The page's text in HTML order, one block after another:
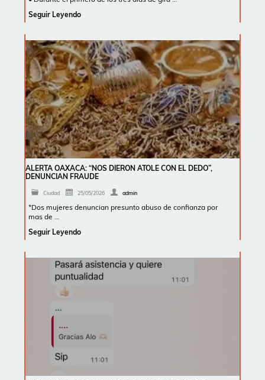
Seguir Leyendo
ALERTA OAXACA: “NOS DIERON ATOLE CON EL DEDO”,
DENUNCIAN FRAUDE
Ciudad 25/05/2026 admin
*Dos mujeres denuncian presunto abuso de confianza por
mas de …
Seguir Leyendo